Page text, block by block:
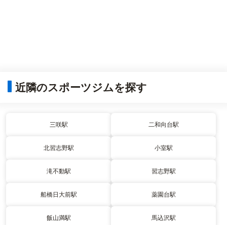
近隣のスポーツジムを探す
三咲駅 二和向台駅
北習志野駅 小室駅
滝不動駅 習志野駅
船橋日大前駅 薬園台駅
飯山満駅 馬込沢駅